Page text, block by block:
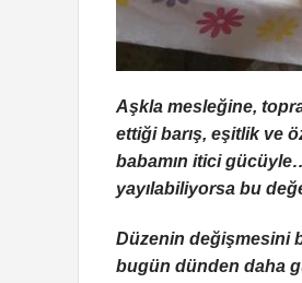
Aşkla mesleğine,
ettiği barış, eşitlik ve
babamın itici
yayılabiliyorsa bu
Düzenin değişmesini
bugün dünden daha